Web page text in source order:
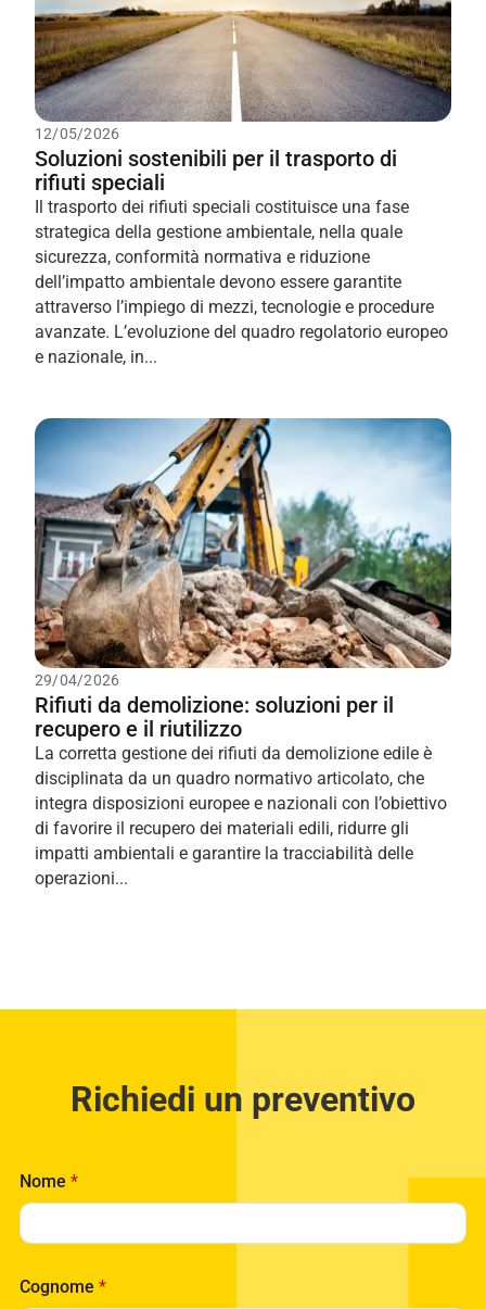
12/05/2026
Soluzioni sostenibili per il trasporto di
rifiuti speciali
Il trasporto dei rifiuti speciali costituisce una fase
strategica della gestione ambientale, nella quale
sicurezza, conformità normativa e riduzione
dell’impatto ambientale devono essere garantite
attraverso l’impiego di mezzi, tecnologie e procedure
avanzate. L’evoluzione del quadro regolatorio europeo
e nazionale, in...
29/04/2026
Rifiuti da demolizione: soluzioni per il
recupero e il riutilizzo
La corretta gestione dei rifiuti da demolizione edile è
disciplinata da un quadro normativo articolato, che
integra disposizioni europee e nazionali con l’obiettivo
di favorire il recupero dei materiali edili, ridurre gli
impatti ambientali e garantire la tracciabilità delle
operazioni...
Richiedi un preventivo
Nome *
Cognome *